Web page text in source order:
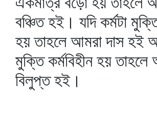
বঞ্চিত হই। যদি কর্মটা
হয় তাহলে আমরা দাস হই
মুক্তি কর্মবিহীন হয়
বিলুপ্ত হই।